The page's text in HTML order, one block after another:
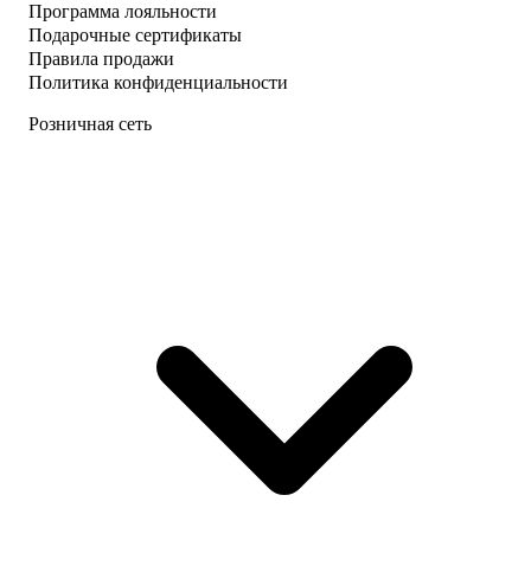
Программа лояльности
Подарочные сертификаты
Правила продажи
Политика конфиденциальности
Розничная сеть